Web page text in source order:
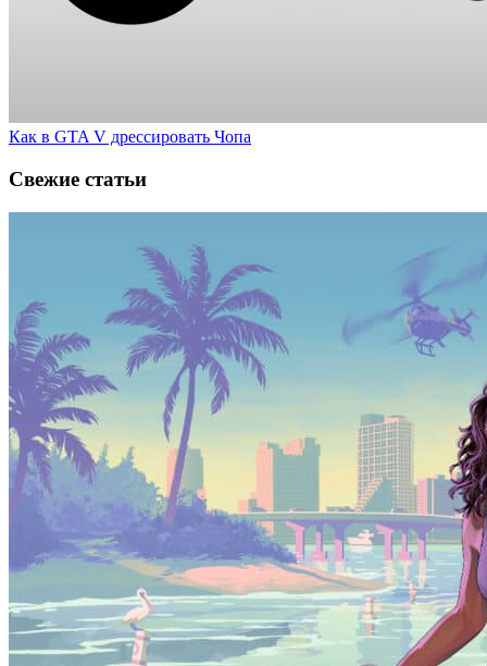
Как в GTA V дрессировать Чопа
Свежие статьи